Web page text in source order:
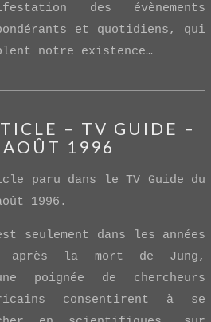
des évènements
et quotidiens, qui
notre existence…
– TV GUIDE –
1996
paru dans le TV Guide du
1996.
seulement dans les années
après la mort de Jung,
poignée de chercheurs
consentirent à se